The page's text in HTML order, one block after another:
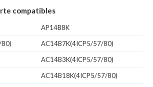
compatibles
AP14B8K
AC14B7K(4ICP5/57/80)
AC14B3K(4ICP5/57/80)
AC14B18K(4ICP5/57/80)